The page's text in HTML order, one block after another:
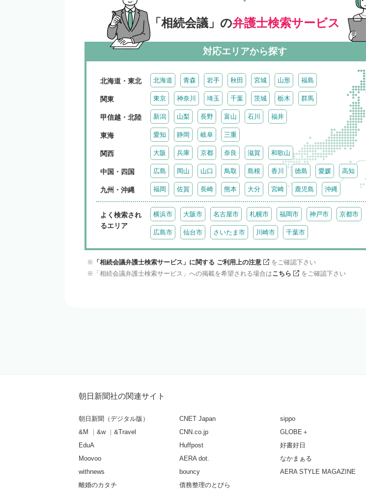
「相続会議」の弁護士検索サービス
対応エリアから探す
北海道・東北 北海道 青森 岩手 秋田 宮城 山形 福島
関東 東京 神奈川 埼玉 千葉 茨城 栃木 群馬
甲信越・北陸 新潟 山梨 長野 富山 石川 福井
東海 愛知 静岡 岐阜 三重
関西 大阪 兵庫 京都 奈良 滋賀 和歌山
中国・四国 広島 岡山 山口 鳥取 島根 香川 徳島 愛媛 高知
九州・沖縄 福岡 佐賀 長崎 熊本 大分 宮崎 鹿児島 沖縄
よく検索され
るエリア
横浜市 大阪市 名古屋市 札幌市 福岡市 神戸市 京都市
広島市 仙台市 さいたま市 川崎市 千葉市
「相続会議弁護士検索サービス」に関する ご利用上の注意
をご確認下さい
「相続会議弁護士検索サービス」への掲載を希望される場合はこちら をご確認下さい
朝日新聞社の関連サイト
朝日新聞（デジタル版）
&M
&w
&Travel
EduA
Moovoo
withnews
離婚のカタチ
CNET Japan
CNN.co.jp
Huffpost
AERA dot.
bouncy
債務整理のとびら
sippo
GLOBE＋
好書好日
なかまぁる
AERA STYLE MAGAZINE